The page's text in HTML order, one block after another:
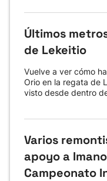
Últimos
de Lekeitio
Vuelve a ver cómo
Orio en la regata de
visto desde dentro
Varios
apoyo a
Campeonato